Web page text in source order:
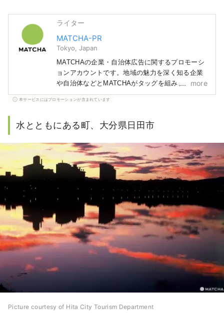
ライター
MATCHA-PR
Tokyo, Japan
MATCHAの企業・自治体広告に関するプロモーシ
ョンアカウントです。地域の魅力を深く知る企業
や自治体などとMATCHAがタッグを組み、読者の
みなさまにまだ知られていない日本の魅力をお届
けします！ 記事に関しては、紹介する地域の自
ます。
more
本サービスにはプロモーションが含まれています
水とともにある町、大分県日田市
Picture courtesy of Hita City Tourism Department